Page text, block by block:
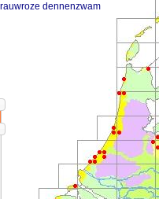
dennenzwam